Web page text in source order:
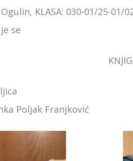
KLASA: 030-01/25-01/
se
Poljak Franjković